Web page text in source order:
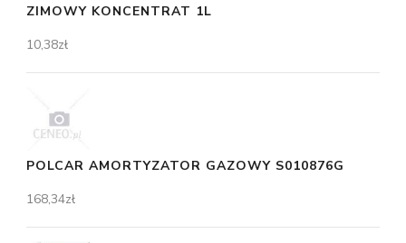
ZIMOWY KONCENTRAT 1L
10,38zł
POLCAR AMORTYZATOR GAZOWY S010876G
168,34zł